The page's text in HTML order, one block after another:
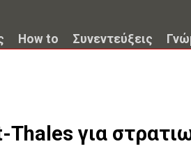
How to Συνεντεύξεις
για